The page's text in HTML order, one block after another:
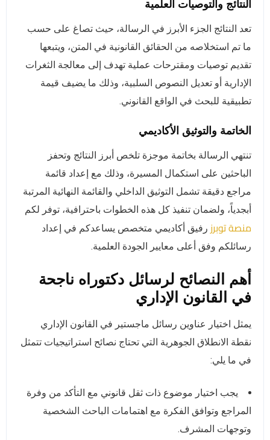
النتائج والتوصيات العلمية
تعد النتائج الجزء الأبرز في الرسالة، حيث تصاغ على حسب
ما تم استخلاصه من الحقائق القانونية في المتن، ويتبعها
تقديم توصيات ومقترحات عملية تهدف إلى معالجة الثغرات
الإدارية أو تعديل النصوص السلبية، وذلك ما يضيف قيمة
تطبيقية للبحث في الواقع القانوني.
الخاتمة والتوثيق الأكاديمي
تنتهي الرسالة بخاتمة موجزة تلخص أبرز النتائج وتحفز
الباحثين على استكمال المسيرة، وذلك مع إعداد قائمة
مراجع دقيقة تشمل التوثيق الداخلي والقائمة النهائية المرتبة
أبجدياً، ولضمان تنفيذ كل هذه الخطوات باحترافية، توفر لكم
منصة توبرز رفيق أكاديمي متخصص يساعدكم في إعداد
رسائلكم وفق أعلى معايير الجودة العلمية.
أهم النصائح لرسائل دكتوراه ناجحة
في القانون الإداري
يمثل اختيار عناوين رسائل ماجستير في القانون الإداري
نقطة الانطلاق الجوهرية التي تحتاج نصائح استراتيجيات تتمثل
في ما يلي:
يجب اختيار موضوع ذات ثقل قانوني مع التأكد من وفرة
المراجع وتوافق الفكرة مع اهتمامات الباحث الشخصية
وتوجهات المشرف.